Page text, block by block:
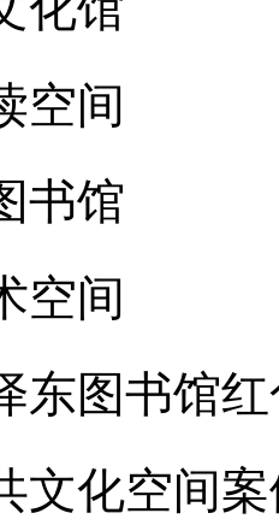
间
馆
间
图书馆红
化空间案